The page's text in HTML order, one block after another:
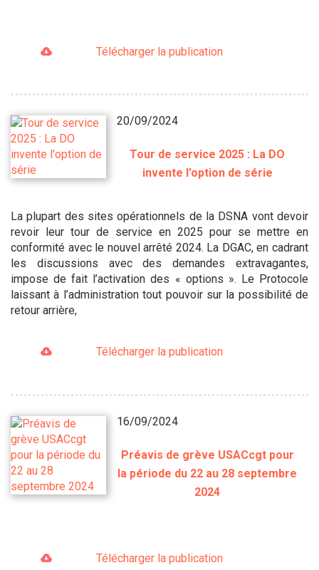
Télécharger la publication
20/09/2024
Tour de service 2025 : La DO
invente l'option de série
La plupart des sites opérationnels de la DSNA vont devoir
revoir leur tour de service en 2025 pour se mettre en
conformité avec le nouvel arrêté 2024. La DGAC, en cadrant
les discussions avec des demandes extravagantes,
impose de fait l’activation des « options ». Le Protocole
laissant à l’administration tout pouvoir sur la possibilité de
retour arrière,
Télécharger la publication
16/09/2024
Préavis de grève USACcgt pour
la période du 22 au 28 septembre
2024
Télécharger la publication